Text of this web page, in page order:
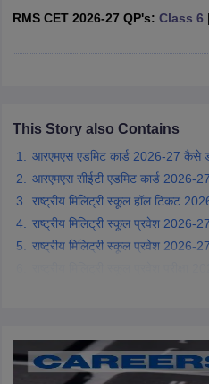
Medium Schools in India
Army Public Schools in India
for Class 10Syllabus for Class
International General
RMS CET 2026-27 QP's: Class 6 |
This Story also Contains
आरएमएस एडमिट कार्ड 2026-27 कैसे
आरएमएस सीईटी एडमिट कार्ड 2026-
राष्ट्रीय मिलिट्री स्कूल हॉल टिकट
राष्ट्रीय मिलिट्री स्कूल प्रवेश 2026-
राष्ट्रीय मिलिट्री स्कूल प्रवेश 2026-27